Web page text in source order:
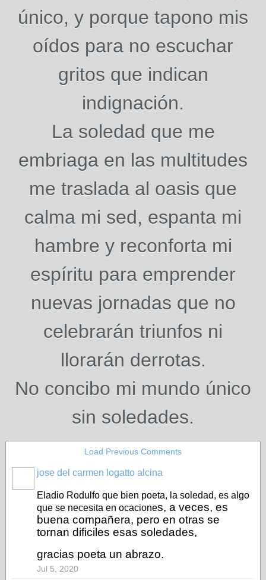
único, y porque tapono mis
oídos para no escuchar
gritos que indican
indignación.
La soledad que me
embriaga en las multitudes
me traslada al oasis que
calma mi sed, espanta mi
hambre y reconforta mi
espíritu para emprender
nuevas jornadas que no
celebrarán triunfos ni
llorarán derrotas.
No concibo mi mundo único
sin soledades.
Load Previous Comments
jose del carmen logatto alcina
Eladio Rodulfo que bien poeta, la soledad, es algo
que se necesita en ocaciones, a veces, es
buena compañera, pero en otras se
tornan dificiles esas soledades,
gracias poeta un abrazo.
Jul 5, 2020